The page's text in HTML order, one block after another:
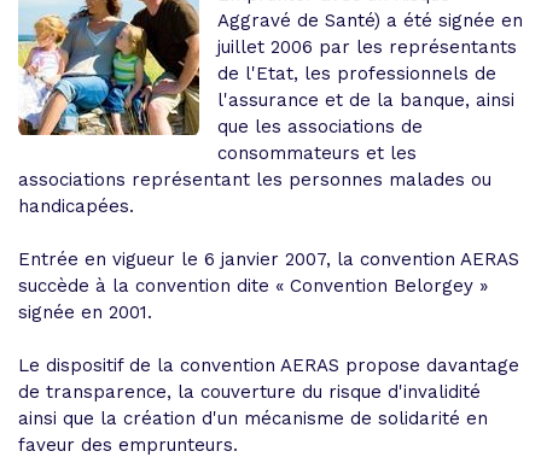
Aggravé de Santé) a été signée en
juillet 2006 par les représentants
de l'Etat, les professionnels de
l'assurance et de la banque, ainsi
que les associations de
consommateurs et les
associations représentant les personnes malades ou
handicapées.
Entrée en vigueur le 6 janvier 2007, la convention AERAS
succède à la convention dite « Convention Belorgey »
signée en 2001.
Le dispositif de la convention AERAS propose davantage
de transparence, la couverture du risque d'invalidité
ainsi que la création d'un mécanisme de solidarité en
faveur des emprunteurs.